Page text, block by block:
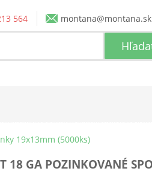
564
montana@montana.sk
19x13mm (5000ks)
18 GA POZINKOVANÉ